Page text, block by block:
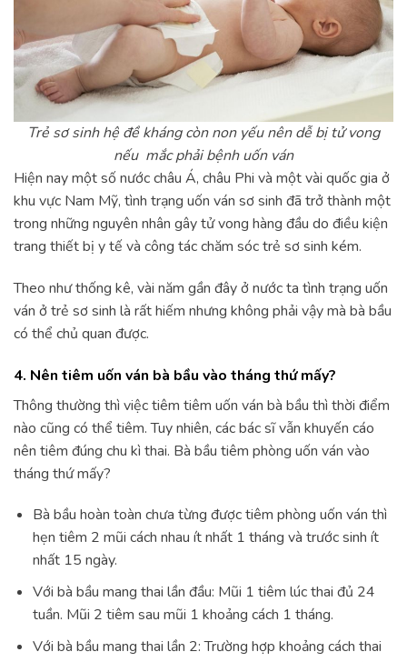
Trẻ sơ sinh hệ đề kháng còn non yếu nên dễ bị tử vong
nếu mắc phải bệnh uốn ván
Hiện nay một số nước châu Á, châu Phi và một vài quốc gia ở
khu vực Nam Mỹ, tình trạng uốn ván sơ sinh đã trở thành một
trong những nguyên nhân gây tử vong hàng đầu do điều kiện
trang thiết bị y tế và công tác chăm sóc trẻ sơ sinh kém.
Theo như thống kê, vài năm gần đây ở nước ta tình trạng uốn
ván ở trẻ sơ sinh là rất hiếm nhưng không phải vậy mà bà bầu
có thể chủ quan được.
4. Nên tiêm uốn ván bà bầu vào tháng thứ mấy?
Thông thường thì việc tiêm tiêm uốn ván bà bầu thì thời điểm
nào cũng có thể tiêm. Tuy nhiên, các bác sĩ vẫn khuyến cáo
nên tiêm đúng chu kì thai. Bà bầu tiêm phòng uốn ván vào
tháng thứ mấy?
Bà bầu hoàn toàn chưa từng được tiêm phòng uốn ván thì
hẹn tiêm 2 mũi cách nhau ít nhất 1 tháng và trước sinh ít
nhất 15 ngày.
Với bà bầu mang thai lần đầu: Mũi 1 tiêm lúc thai đủ 24
tuần. Mũi 2 tiêm sau mũi 1 khoảng cách 1 tháng.
Với bà bầu mang thai lần 2: Trường hợp khoảng cách thai